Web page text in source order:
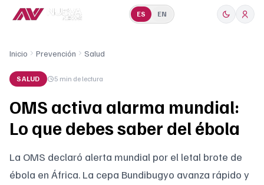
ES EN
Inicio Prevención Salud
SALUD 5 min de lectura
OMS activa alarma mundial:
Lo que debes saber del ébola
La OMS declaró alerta mundial por el letal brote de
ébola en África. La cepa Bundibugyo avanza rápido y